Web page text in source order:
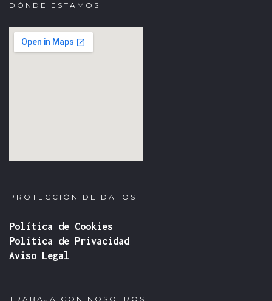
DÓNDE ESTAMOS
PROTECCIÓN DE DATOS
Política de Cookies
Política de Privacidad
Aviso Legal
TRABAJA CON NOSOTROS